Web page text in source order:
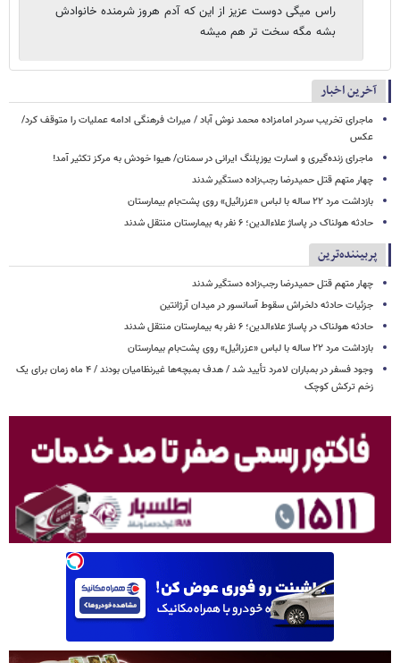
راس میگی دوست عزیز از این که آدم هروز شرمنده خانوادش
بشه مگه سخت تر هم میشه
آخرین اخبار
ماجرای تخریب سردر امامزاده محمد نوش ‌آباد / میراث فرهنگی ادامه عملیات را متوقف کرد/
عکس
ماجرای زنده‌گیری و اسارت یوزپلنگ ایرانی در سمنان/ هیوا خودش به مرکز تکثیر آمد!
چهار متهم قتل حمیدرضا رجب‌زاده دستگیر شدند
بازداشت مرد ۲۲ ساله با لباس «عزرائیل» روی پشت‌بام بیمارستان
حادثه هولناک در پاساژ علاءالدین؛ ۶ نفر به بیمارستان منتقل شدند
پربیننده‌ترین
چهار متهم قتل حمیدرضا رجب‌زاده دستگیر شدند
جزئیات حادثه دلخراش سقوط آسانسور در میدان آرژانتین
حادثه هولناک در پاساژ علاءالدین؛ ۶ نفر به بیمارستان منتقل شدند
بازداشت مرد ۲۲ ساله با لباس «عزرائیل» روی پشت‌بام بیمارستان
وجود فسفر در بمباران لامرد تأیید شد / هدف بمبچه‌ها غیرنظامیان بودند / ۴ ماه زمان برای یک
زخم ترکش کوچک